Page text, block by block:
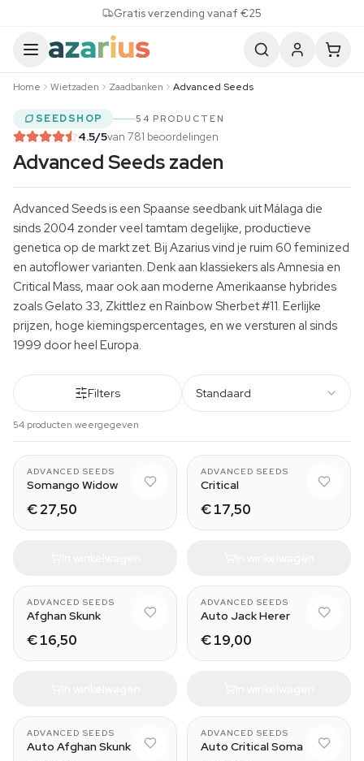
Gratis verzending vanaf €25
Home Wietzaden Zaadbanken Advanced Seeds
SEEDSHOP 54 PRODUCTEN
4.5/5van 781 beoordelingen
Advanced Seeds zaden
Advanced Seeds is een Spaanse seedbank uit Málaga die
sinds 2004 zonder veel tamtam degelijke, productieve
genetica op de markt zet. Bij Azarius vind je ruim 60 feminized
en autoflower varianten. Denk aan klassiekers als Amnesia en
Critical Mass, maar ook aan moderne Amerikaanse hybrides
zoals Gelato 33, Zkittlez en Rainbow Sherbet #11. Eerlijke
prijzen, hoge kiemingspercentages, en we versturen al sinds
1999 door heel Europa.
Filters Standaard
54 producten weergegeven
ADVANCED SEEDS
Somango Widow
€ 27,50
ADVANCED SEEDS
Critical
€ 17,50
ADVANCED SEEDS
Afghan Skunk
€ 16,50
ADVANCED SEEDS
Auto Jack Herer
€ 19,00
ADVANCED SEEDS
Auto Afghan Skunk
ADVANCED SEEDS
Auto Critical Soma